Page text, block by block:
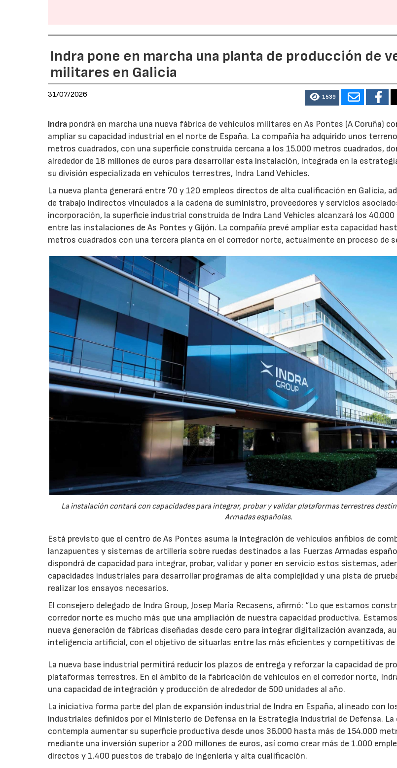
Indra pone en marcha una planta de producción de
militares en Galicia
31/07/2026 1539
Indra pondrá en marcha una nueva fábrica de vehículos militares en As Pontes (A Coruña)
ampliar su capacidad industrial en el norte de España. La compañía ha adquirido unos
metros cuadrados, con una superficie construida cercana a los 15.000 metros cuadrados,
alrededor de 18 millones de euros para desarrollar esta instalación, integrada en la
su división especializada en vehículos terrestres, Indra Land Vehicles.
La nueva planta generará entre 70 y 120 empleos directos de alta cualificación en Galicia,
de trabajo indirectos vinculados a la cadena de suministro, proveedores y servicios
incorporación, la superficie industrial construida de Indra Land Vehicles alcanzará los
entre las instalaciones de As Pontes y Gijón. La compañía prevé ampliar esta capacidad
metros cuadrados con una tercera planta en el corredor norte, actualmente en proceso de
La instalación contará con capacidades para integrar, probar y validar plataformas terrestres
Armadas españolas.
Está previsto que el centro de As Pontes asuma la integración de vehículos anfibios de
lanzapuentes y sistemas de artillería sobre ruedas destinados a las Fuerzas Armadas
dispondrá de capacidad para integrar, probar, validar y poner en servicio estos sistemas,
capacidades industriales para desarrollar programas de alta complejidad y una pista de
realizar los ensayos necesarios.
El consejero delegado de Indra Group, Josep María Recasens, afirmó: “Lo que estamos
corredor norte es mucho más que una ampliación de nuestra capacidad productiva.
nueva generación de fábricas diseñadas desde cero para integrar digitalización avanzada,
inteligencia artificial, con el objetivo de situarlas entre las más eficientes y competitivas de
La nueva base industrial permitirá reducir los plazos de entrega y reforzar la capacidad de
plataformas terrestres. En el ámbito de la fabricación de vehículos en el corredor norte,
una capacidad de integración y producción de alrededor de 500 unidades al año.
La iniciativa forma parte del plan de expansión industrial de Indra en España, alineado con
industriales definidos por el Ministerio de Defensa en la Estrategia Industrial de Defensa. La
contempla aumentar su superficie productiva desde unos 36.000 hasta más de 154.000
mediante una inversión superior a 200 millones de euros, así como crear más de 1.000
directos y 1.400 puestos de trabajo de ingeniería y alta cualificación.